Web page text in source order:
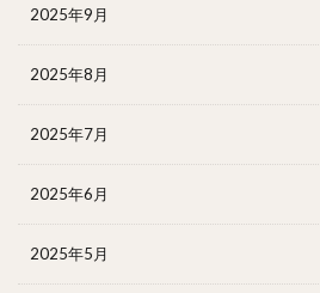
2025年9月
2025年8月
2025年7月
2025年6月
2025年5月